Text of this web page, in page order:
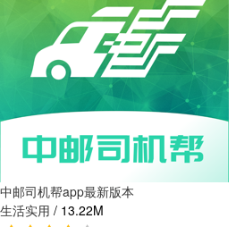
中邮司机帮app最新版本
生活实用 / 13.22M